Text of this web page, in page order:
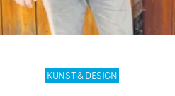
KUNST & DESIGN